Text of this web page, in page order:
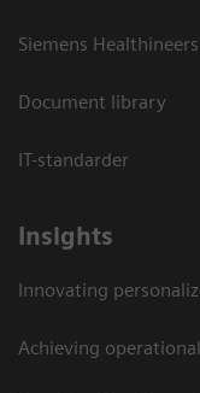
Siemens
Document library
IT-standarder
Insights
Innovating
Achieving